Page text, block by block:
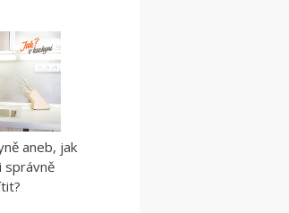
aneb, jak
správně